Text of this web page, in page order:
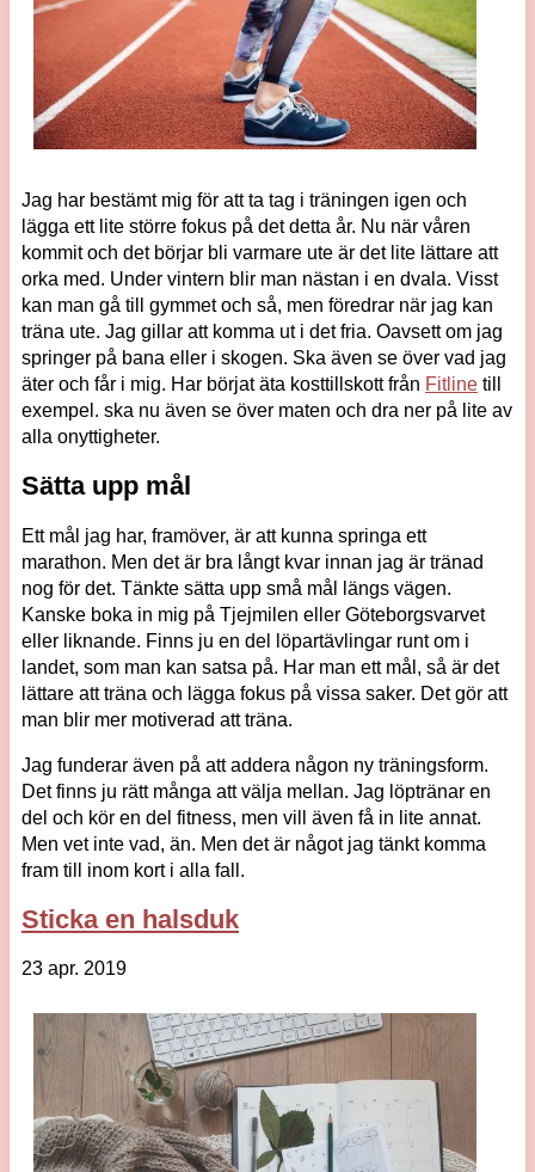
Jag har bestämt mig för att ta tag i träningen igen och
lägga ett lite större fokus på det detta år. Nu när våren
kommit och det börjar bli varmare ute är det lite lättare att
orka med. Under vintern blir man nästan i en dvala. Visst
kan man gå till gymmet och så, men föredrar när jag kan
träna ute. Jag gillar att komma ut i det fria. Oavsett om jag
springer på bana eller i skogen. Ska även se över vad jag
äter och får i mig. Har börjat äta kosttillskott från Fitline till
exempel. ska nu även se över maten och dra ner på lite av
alla onyttigheter.
Sätta upp mål
Ett mål jag har, framöver, är att kunna springa ett
marathon. Men det är bra långt kvar innan jag är tränad
nog för det. Tänkte sätta upp små mål längs vägen.
Kanske boka in mig på Tjejmilen eller Göteborgsvarvet
eller liknande. Finns ju en del löpartävlingar runt om i
landet, som man kan satsa på. Har man ett mål, så är det
lättare att träna och lägga fokus på vissa saker. Det gör att
man blir mer motiverad att träna.
Jag funderar även på att addera någon ny träningsform.
Det finns ju rätt många att välja mellan. Jag löptränar en
del och kör en del fitness, men vill även få in lite annat.
Men vet inte vad, än. Men det är något jag tänkt komma
fram till inom kort i alla fall.
Sticka en halsduk
23 apr. 2019